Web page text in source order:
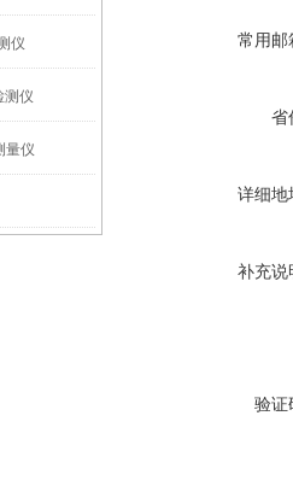
仪
测仪
量仪
常用邮
省
详细地
补充说
验证